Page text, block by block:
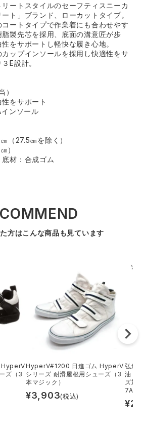
ートスタイルのセーフティスニーカ
ト」ブランド、ローカットタイプ。
ートタイプで作業着にも合わせやす
製先芯を採用、底面の溝意匠が歩
をサポートし軽快な履き心地。
ップインソールを採用し快適性をサ
E設計。
）
をサポート
インソール
（27.5㎝を除く）
）
材：合成ゴム
方はこんな商品も見ています
ズ（3
HyperV#1200 日進ゴム HyperV
シリーズ 耐滑屋根用シューズ（3
本マジック）
¥3,903(税込)
弘進
油
ズ対
7AA
¥